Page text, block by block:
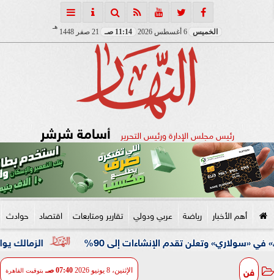
الخميس 11:14 صـ 21 صفر 1448
هـ
رئيس مجلس الإدارة ورئيس التحرير أسامة شرشر
أهم الأخبار رياضة عربي ودولي تقارير ومتابعات اقتصاد حوادث
الزمالك يواصل
فن الإثنين، 8 يونيو 2026 07:40 صـ بتوقيت القاهرة